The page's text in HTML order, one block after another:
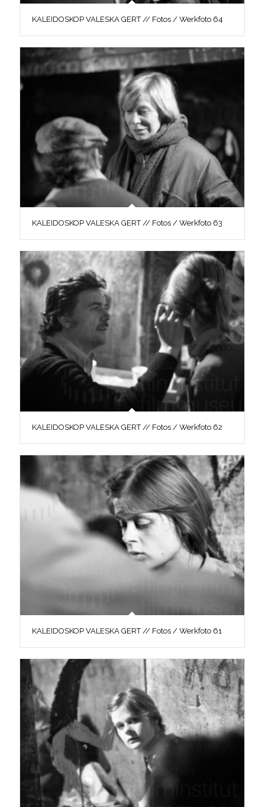
KALEIDOSKOP VALESKA GERT // Fotos / Werkfoto 64
KALEIDOSKOP VALESKA GERT // Fotos / Werkfoto 63
KALEIDOSKOP VALESKA GERT // Fotos / Werkfoto 62
KALEIDOSKOP VALESKA GERT // Fotos / Werkfoto 61